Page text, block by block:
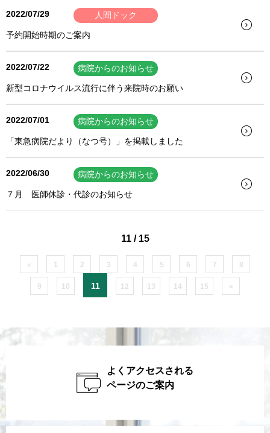
2022/07/29 人間ドック
予約開始時期のご案内
2022/07/22 病院からのお知らせ
新型コロナウイルス流行に伴う来院時のお願い
2022/07/01 病院からのお知らせ
「東急病院だより（なつ号）」を掲載しました
2022/06/30 病院からのお知らせ
７月 医師休診・代診のお知らせ
11 / 15
« 1 2 3 4 5 6 7 8
9 10 11 12 13 14 15 »
よくアクセスされる
ページのご案内